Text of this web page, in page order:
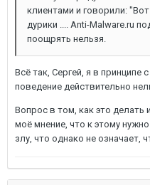
клиентами и говорили:
дурики .... Anti-Malware.ru
поощрять нельзя.
Всё так, Сергей, я в принципе
поведение действительно
Вопрос в том, как это делать
моё мнение, что к этому
злу, что однако не означает,